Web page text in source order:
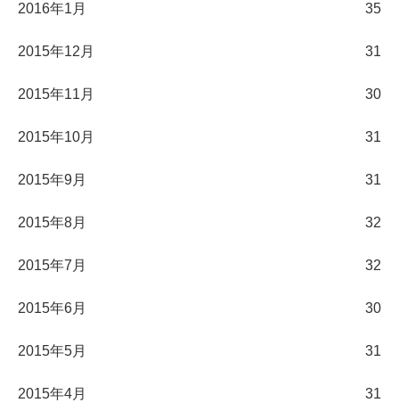
2016年1月 35
2015年12月 31
2015年11月 30
2015年10月 31
2015年9月 31
2015年8月 32
2015年7月 32
2015年6月 30
2015年5月 31
2015年4月 31